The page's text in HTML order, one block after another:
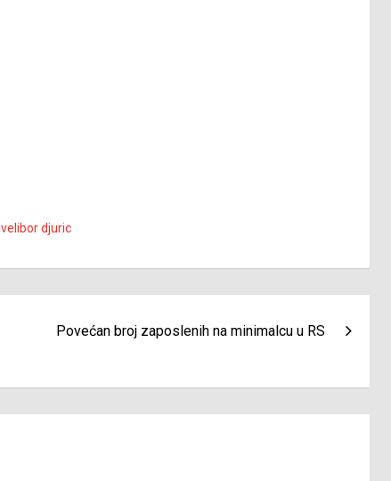
velibor djuric
Povećan broj zaposlenih na minimalcu u RS